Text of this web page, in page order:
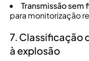
Transmissão sem
para monitorização
7. Classificação
à explosão